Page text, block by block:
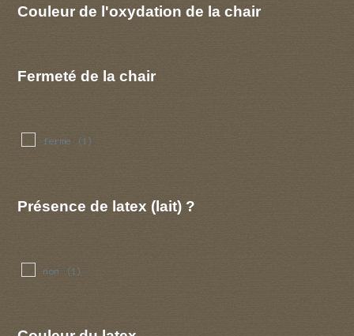
Couleur de l'oxydation de la chair
Fermeté de la chair
ferme (1)
Présence de latex (lait) ?
non (1)